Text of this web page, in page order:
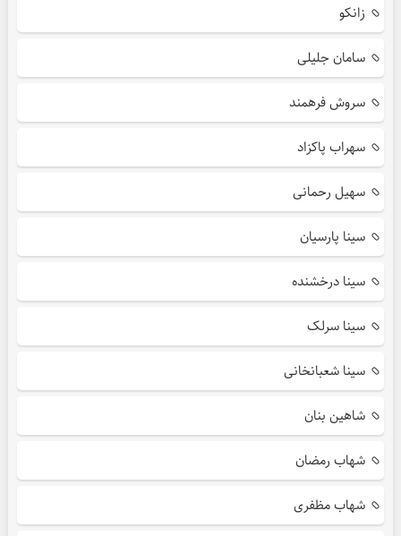
زانکو
سامان جلیلی
سروش فرهمند
سهراب پاکزاد
سهیل رحمانی
سینا پارسیان
سینا درخشنده
سینا سرلک
سینا شعبانخانی
شاهین بنان
شهاب رمضان
شهاب مظفری